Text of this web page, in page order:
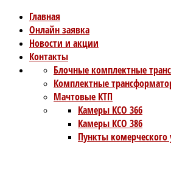
Главная
Онлайн заявка
Новости и акции
Контакты
Блочные комплектные
Комплектные
Мачтовые КТП
Камеры КСО 366
Камеры КСО 386
Пункты комерческого